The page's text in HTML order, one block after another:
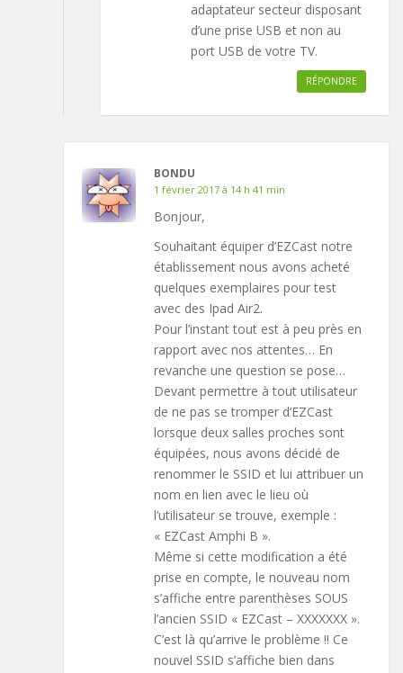
adaptateur secteur disposant
d’une prise USB et non au
port USB de votre TV.
RÉPONDRE
BONDU
1 février 2017 à 14 h 41 min
Bonjour,
Souhaitant équiper d’EZCast notre
établissement nous avons acheté
quelques exemplaires pour test
avec des Ipad Air2.
Pour l’instant tout est à peu près en
rapport avec nos attentes… En
revanche une question se pose…
Devant permettre à tout utilisateur
de ne pas se tromper d’EZCast
lorsque deux salles proches sont
équipées, nous avons décidé de
renommer le SSID et lui attribuer un
nom en lien avec le lieu où
l’utilisateur se trouve, exemple :
« EZCast Amphi B ».
Même si cette modification a été
prise en compte, le nouveau nom
s’affiche entre parenthèses SOUS
l’ancien SSID « EZCast – XXXXXXX ».
C’est là qu’arrive le problème !! Ce
nouvel SSID s’affiche bien dans